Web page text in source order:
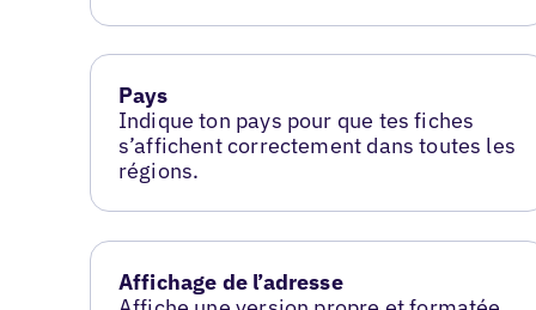
Pays
Indique ton pays pour que tes fiches
s’affichent correctement dans toutes les
régions.
Affichage de l’adresse